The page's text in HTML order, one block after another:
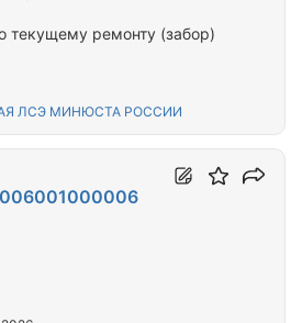
ремонту (забор)
ЛСЭ МИНЮСТА РОССИИ